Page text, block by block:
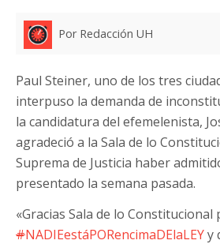
Por Redacción UH
Paul Steiner, uno de los tres
interpuso la demanda de
la candidatura del efemelenista,
agradeció a la Sala de lo
Suprema de Justicia haber
presentado la semana pasada.
«Gracias Sala de lo
#NADIEestáPORencimaDElaLEYy